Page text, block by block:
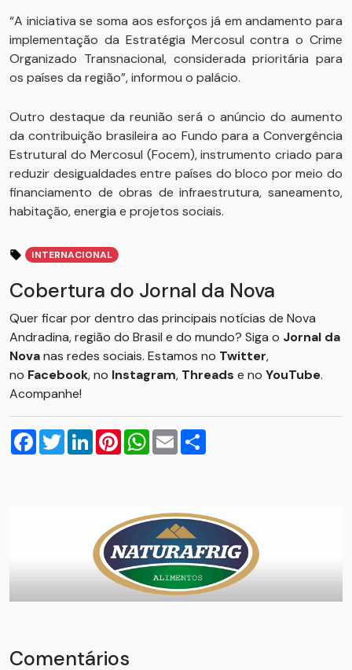
“A iniciativa se soma aos esforços já em andamento para
implementação da Estratégia Mercosul contra o Crime
Organizado Transnacional, considerada prioritária para
os países da região”, informou o palácio.
Outro destaque da reunião será o anúncio do aumento
da contribuição brasileira ao Fundo para a Convergência
Estrutural do Mercosul (Focem), instrumento criado para
reduzir desigualdades entre países do bloco por meio do
financiamento de obras de infraestrutura, saneamento,
habitação, energia e projetos sociais.
INTERNACIONAL
Cobertura do Jornal da Nova
Quer ficar por dentro das principais notícias de Nova
Andradina, região do Brasil e do mundo? Siga o Jornal da
Novanas redes sociais. Estamos no Twitter,
no Facebook, no Instagram, Threads e no YouTube.
Acompanhe!
Facebook
TwitterLinkedInPinterestWhatsApp
Email
Comentários